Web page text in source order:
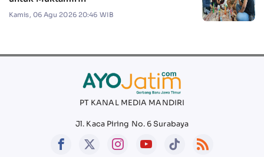
Kamis, 06 Agu 2026 20:46 WIB
PT KANAL MEDIA MANDIRI
Jl. Kaca Piring No. 6 Surabaya